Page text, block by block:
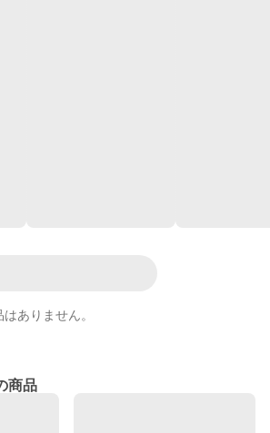
ありません。
商品